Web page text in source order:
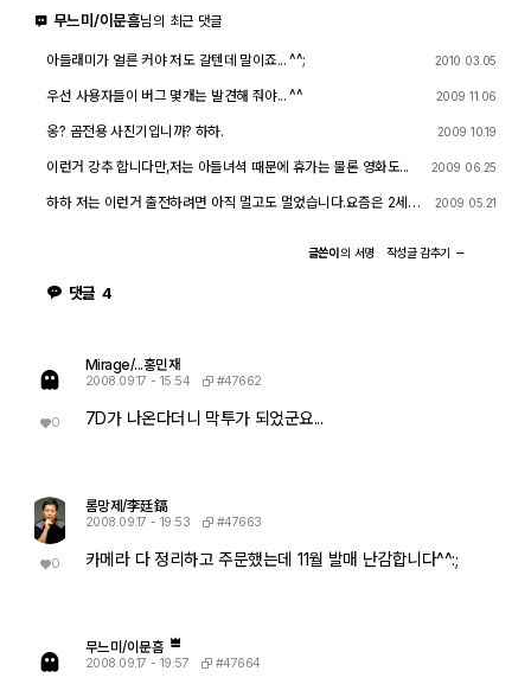
무느미/이문흠님의 최근 댓글
아들래미가 얼른 커야 저도 갈텐데 말이죠... ^^; 2010 03.05
우선 사용자들이 버그 몇개는 발견해 줘야... ^^ 2009 11.06
옹? 곰전용 사진기입니까? 하하. 2009 10.19
이런거 강추 합니다만,저는 아들녀셕 때문에 휴가는 물론 영화도... 2009 06.25
하하 저는 이런거 출전하려면 아직 멀고도 멀었습니다.요즘은 2세 나
2009 05.21
글쓴이의 서명 작성글감추기
댓글 4
0
Mirage/...홍민재
2008.09.17 - 15:54 #47662
7D가 나온다더니 막투가 되었군요...
0
롬망제/李廷鎬
2008.09.17 - 19:53 #47663
카메라 다 정리하고 주문했는데 11월 발매 난감합니다^^:;
무느미/이문흠
2008.09.17 - 19:57 #47664